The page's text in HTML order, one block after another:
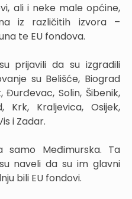
ali i neke male općine,
iz različitih izvora –
te EU fondova.
prijavili da su izgradili
su Belišće, Biograd
Đurđevac, Solin, Šibenik,
Krk, Kraljevica, Osijek,
i Zadar.
samo Međimurska. Ta
naveli da su im glavni
bili EU fondovi.